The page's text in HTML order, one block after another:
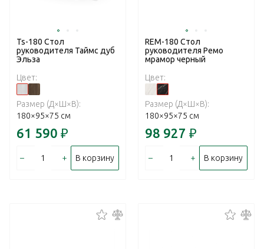
Ts-180 Стол
руководителя Таймс дуб
Эльза
Цвет:
Размер (Д×Ш×В):
180×95×75 см
61 590 ₽
– + В корзину
REM-180 Стол
руководителя Ремо
мрамор черный
Цвет:
Размер (Д×Ш×В):
180×95×75 см
98 927 ₽
– + В корзину